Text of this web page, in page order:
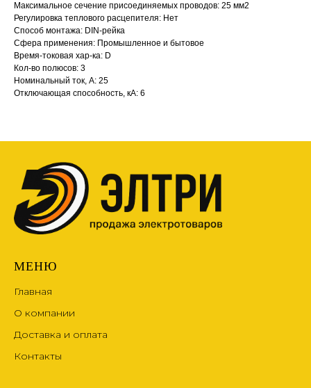
Максимальное сечение присоединяемых проводов: 25 мм2
Регулировка теплового расцепителя: Нет
Способ монтажа: DIN-рейка
Сфера применения: Промышленное и бытовое
Время-токовая хар-ка: D
Кол-во полюсов: 3
Номинальный ток, А: 25
Отключающая способность, кА: 6
МЕНЮ
Главная
О компании
Доставка и оплата
Контакты